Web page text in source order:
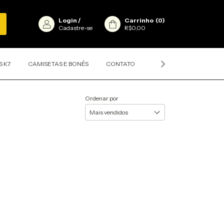
Login /
Cadastre-se
Carrinho (0)
R$0,00
K7 CAMISETAS E BONÉS CONTATO CLASSIFICAÇÕES DOS
Ordenar por